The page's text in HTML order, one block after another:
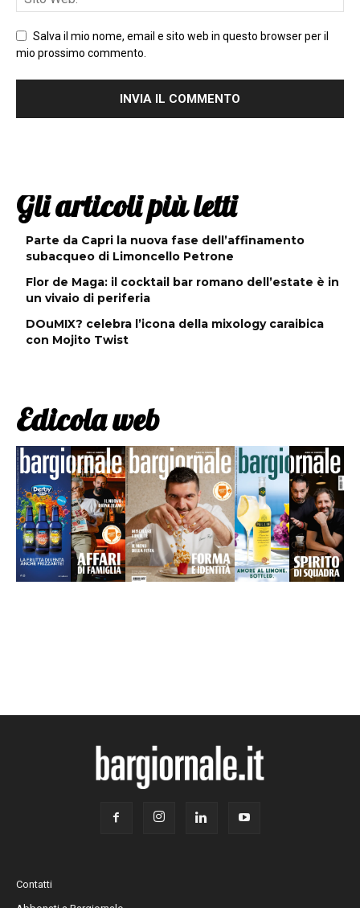
Salva il mio nome, email e sito web in questo browser per il
mio prossimo commento.
Gli articoli più letti
Parte da Capri la nuova fase dell’affinamento
subacqueo di Limoncello Petrone
Flor de Maga: il cocktail bar romano dell’estate è in
un vivaio di periferia
DOuMIX? celebra l’icona della mixology caraibica
con Mojito Twist
Edicola web
Contatti